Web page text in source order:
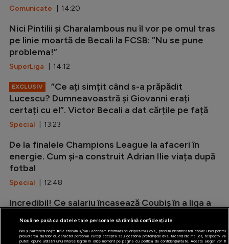
Comunicate | 14:20
Nici Pintilii și Charalambous nu îl vor pe omul tras
pe linie moartă de Becali la FCSB: ”Nu se pune
problema!”
SuperLiga | 14:12
EXCLUSIV
”Ce ați simțit când s-a prăpădit
Lucescu? Dumneavoastră și Giovanni erați
certați cu el”. Victor Becali a dat cărțile pe față
Special | 13:23
De la finalele Champions League la afaceri în
energie. Cum și-a construit Adrian Ilie viața după
fotbal
Special | 12:48
Incredibil! Ce salariu încasează Coubiș în a liga a
Stranieri| 12:34
Nouă ne pasă ca datele tale personale să rămână confidențiale
Noi și partenerii noștri 1017stocăm și/sau accesăm informații pe dispozitivul dvs., precum identificatorii cookie unici pentru
prelucrarea datelor cu caracter personal. Puteți accepta sau gestiona preferințele dvs. făcând clic mai jos, respectiv vă
puteți opune utilizării unui interes legitim în orice moment pe pagina cu politica de confidențialitate. Aceste alegeri vor fi